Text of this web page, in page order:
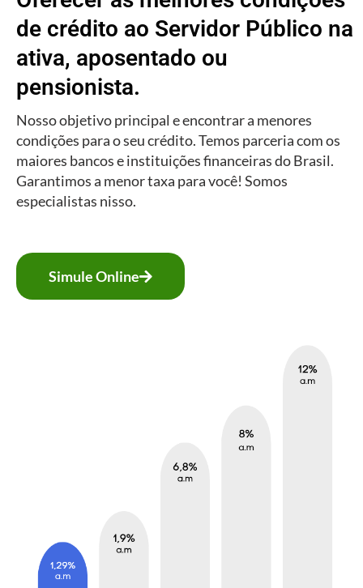
de crédito ao Servidor Público na
ativa, aposentado ou
pensionista.
Nosso objetivo principal e encontrar a menores
condições para o seu crédito. Temos parceria com os
maiores bancos e instituições financeiras do Brasil.
Garantimos a menor taxa para você! Somos
especialistas nisso.
Simule Online